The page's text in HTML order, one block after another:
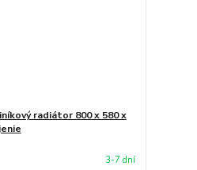
radiátor 800 x 580 x
3-7 dní